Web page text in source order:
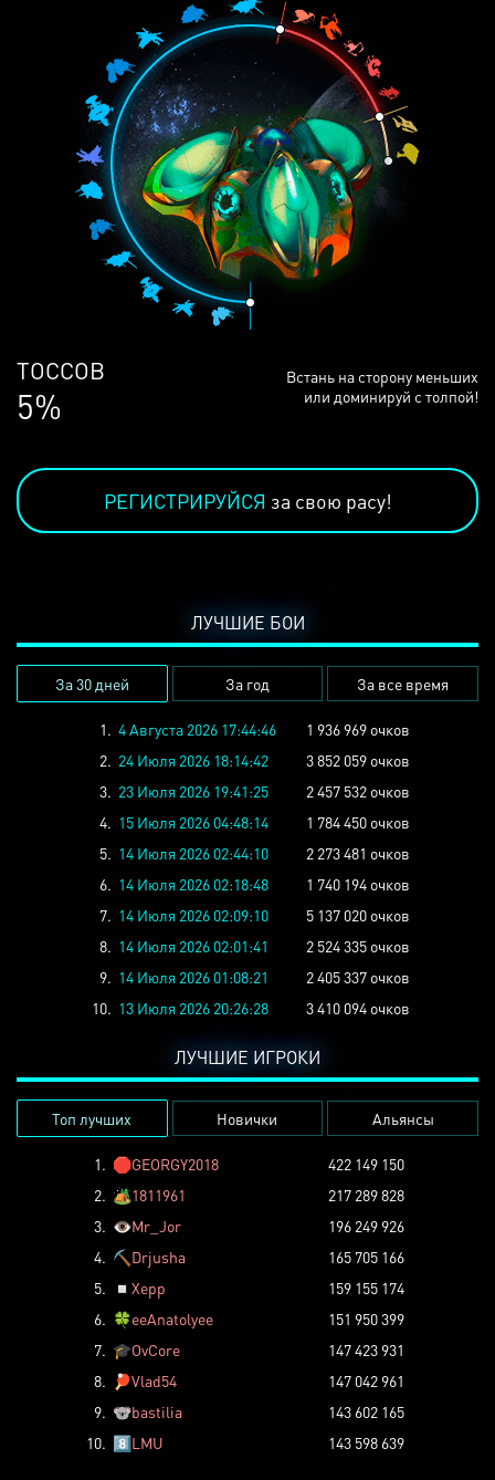
ЛЮДЕЙ
68%
Встань на сторону меньших
или доминируй с толпой!
РЕГИСТРИРУЙСЯ за свою расу!
ЛУЧШИЕ БОИ
За 30 дней За год За все время
1. 4 Августа 2026 17:44:46
1 936 969 очков
2. 24 Июля 2026 18:14:42
3 852 059 очков
3. 23 Июля 2026 19:41:25
2 457 532 очков
4. 15 Июля 2026 04:48:14
1 784 450 очков
5. 14 Июля 2026 02:44:10
2 273 481 очков
6. 14 Июля 2026 02:18:48
1 740 194 очков
7. 14 Июля 2026 02:09:10
5 137 020 очков
8. 14 Июля 2026 02:01:41
2 524 335 очков
9. 14 Июля 2026 01:08:21
2 405 337 очков
10. 13 Июля 2026 20:26:28 3 410 094 очков
ЛУЧШИЕ ИГРОКИ
Топ лучших Новички Альянсы
1. 🛑GEORGY2018
422 149 150
2. 🏕️1811961
217 289 828
3. 👁️Mr_Jor
196 249 926
4. ⛏️ Drjusha
165 705 166
5.
◽ Xepp
159 155 174
6. 🍀eeAnatolyee
151 950 399
7. 🎓OvCore
147 423 931
8.
🏓Vlad54
147 042 961
9. 🐨bastilia
143 602 165
10. 8️⃣LMU 143 598 639